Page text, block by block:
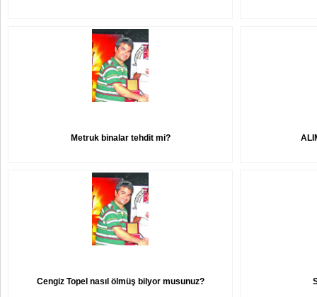
Metruk binalar tehdit mi?
Cengiz Topel nasıl ölmüş bilyor musunuz?